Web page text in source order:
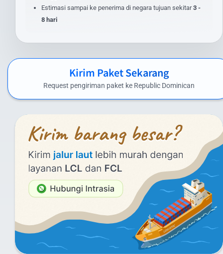
Untuk mendapatkan estimasi biaya yang akurat, masukkan detail
pengiriman Anda pada kalkulator biaya di website kami. Anda juga
dapat menghubungi tim layanan pelanggan kami untuk
dengan spesifikasi khusus.
Biaya Kirim Paket ke Republic Dominican
yang Kompetitif
yang kompetitif tanpa mengorbankan kualitas layanan. Berikut
perkiraan tarif pengiriman paket dari Indonesia ke Republic
Dominican menggunakan layanan kami:
Layanan Udara (Express):
Di atas 100 kg: mulai dari Rp 460.000/kg
Untuk melihat harga secara lengkap anda dapat melihat tabel
daftar harga yang menampilkan tarif pengiriman dari 1 sampai
20 kg
Layanan Laut (untuk pengiriman besar):
Estimasi sampai ke penerima di negara tujuan sekitar3 -
8 hari
Kirim Paket Sekarang
Request pengiriman paket ke Republic Dominican